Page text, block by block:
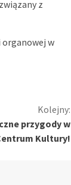
z
organowej w
Kolejny:
przygody w
Kultury!